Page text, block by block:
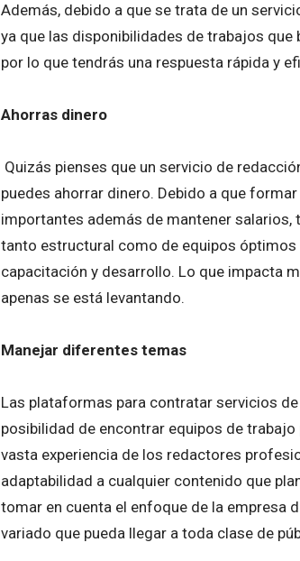
Además, debido a que se trata de un
ya que las disponibilidades de trabajos
por lo que tendrás una respuesta rápida y
Ahorras dinero
Quizás pienses que un servicio de
puedes ahorrar dinero. Debido a que
importantes además de mantener
tanto estructural como de equipos
capacitación y desarrollo. Lo que impacta
apenas se está levantando.
Manejar diferentes temas
Las plataformas para contratar servicios
posibilidad de encontrar equipos de
vasta experiencia de los redactores
adaptabilidad a cualquier contenido que
tomar en cuenta el enfoque de la empresa
variado que pueda llegar a toda clase de